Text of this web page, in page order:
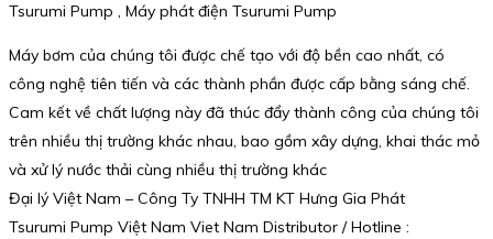
Tsurumi Pump , Máy phát điện Tsurumi Pump
Máy bơm của chúng tôi được chế tạo với độ bền cao nhất, có
công nghệ tiên tiến và các thành phần được cấp bằng sáng chế.
Cam kết về chất lượng này đã thúc đẩy thành công của chúng tôi
trên nhiều thị trường khác nhau, bao gồm xây dựng, khai thác mỏ
và xử lý nước thải cùng nhiều thị trường khác
Đại lý Việt Nam – Công Ty TNHH TM KT Hưng Gia Phát
Tsurumi Pump Việt Nam Viet Nam Distributor / Hotline :